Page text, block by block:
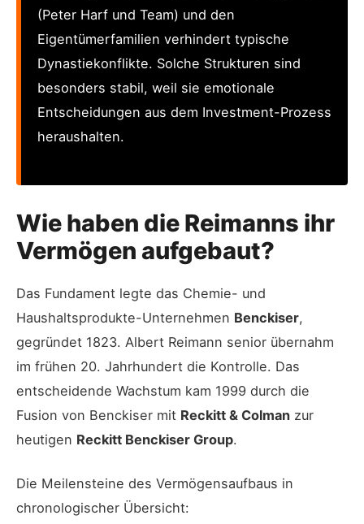
(Peter Harf und Team) und den
Eigentümerfamilien verhindert typische
Dynastiekonflikte. Solche Strukturen sind
besonders stabil, weil sie emotionale
Entscheidungen aus dem Investment-Prozess
heraushalten.
Wie haben die Reimanns ihr
Vermögen aufgebaut?
Das Fundament legte das Chemie- und
Haushaltsprodukte-Unternehmen Benckiser,
gegründet 1823. Albert Reimann senior übernahm
im frühen 20. Jahrhundert die Kontrolle. Das
entscheidende Wachstum kam 1999 durch die
Fusion von Benckiser mit Reckitt & Colman zur
heutigen Reckitt Benckiser Group.
Die Meilensteine des Vermögensaufbaus in
chronologischer Übersicht: